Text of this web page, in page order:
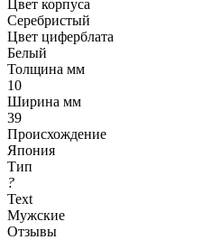
Цвет корпуса
Серебристый
Цвет циферблата
Белый
Толщина мм
10
Ширина мм
39
Происхождение
Япония
Тип
?
Text
Мужские
Отзывы